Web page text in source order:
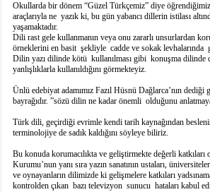
Okullarda bir dönem “Güzel Türkçemiz” diye
araçlarıyla ne yazık ki, bu gün yabancı dillerin istilası
yaşamaktadır.
Dili rast gele kullanmanın veya onu zararlı unsurlardan
örneklerini en basit şekliyle cadde ve sokak levhalarında
Dilin yazı dilinde kötü kullanılması gibi konuşma dilinde
yanlışlıklarla kullanıldığını görmekteyiz.
Ünlü edebiyat adamımız Fazıl Hüsnü Dağlarca’nın
bayrağıdır. ”sözü dilin ne kadar önemli olduğunu
Türk dili, geçirdiği evrimle kendi tarih kaynağından
terminolojiye de sadık kaldığını söyleye biliriz.
Bu konuda korumacılıkta ve geliştirmekte değerli
Kurumu’nun yanı sıra yazın sanatının ustaları,
ve oynayanların dilimizde ki gelişmelere katkıları
kontrolden çıkan bazı televizyon sunucu hataları kabul